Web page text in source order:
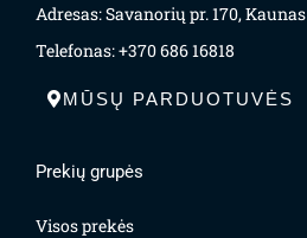
Adresas: Savanorių pr. 170, Kaunas
Telefonas: +370 686 16818
MŪSŲ PARDUOTUVĖS
Prekių grupės
Visos prekės